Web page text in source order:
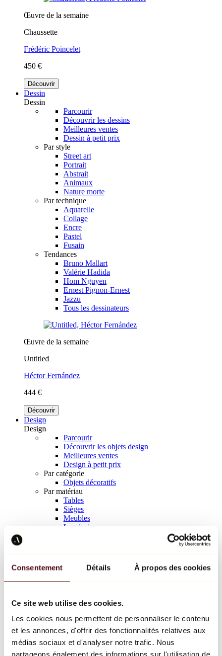
Consentement Détails À propos des cookies
Ce site web utilise des cookies.
Les cookies nous permettent de personnaliser le contenu
et les annonces, d'offrir des fonctionnalités relatives aux
médias sociaux et d'analyser notre trafic. Nous
partageons également des informations sur l'utilisation de
Œuvre de la semaine
Chaussette
Frédéric Poincelet
450 €
Découvrir
Dessin
Dessin
Parcourir
Découvrir les dessins
Meilleures ventes
Dessin à petit prix
Par style
Street art
Portrait
Abstrait
Animaux
Nature morte
Par technique
Aquarelle
Collage
Encre
Pastel
Fusain
Tendances
Bruno Mallart
Valérie Hadida
Hom Nguyen
Ernest Pignon-Ernest
Jazzu
Tous les dessinateurs
Œuvre de la semaine
Untitled
Héctor Fernández
444 €
Découvrir
Design
Design
Parcourir
Découvrir les objets design
Meilleures ventes
Design à petit prix
Par catégorie
Objets décoratifs
Par matériau
Tables
Sièges
Meubles
Luminaires
Richard Orlinski
Keith Haring
Jeff Koons
Jean-Michel Basquiat
Tous les designers
Œuvre de la semaine